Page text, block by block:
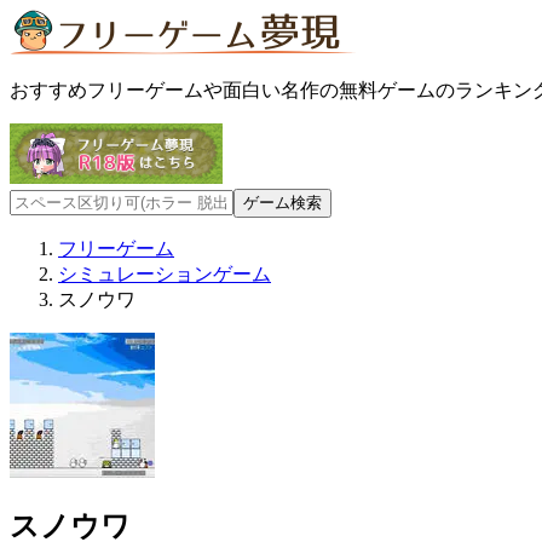
おすすめフリーゲームや面白い名作の無料ゲームのランキン
フリーゲーム
シミュレーションゲーム
スノウワ
スノウワ